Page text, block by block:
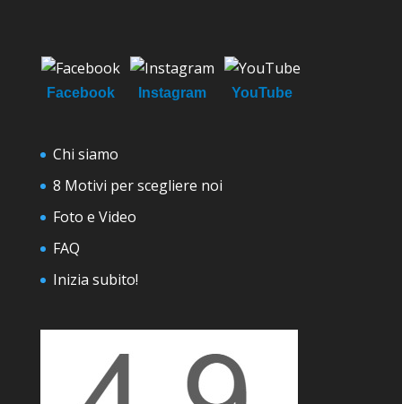
Facebook Instagram YouTube
Chi siamo
8 Motivi per scegliere noi
Foto e Video
FAQ
Inizia subito!